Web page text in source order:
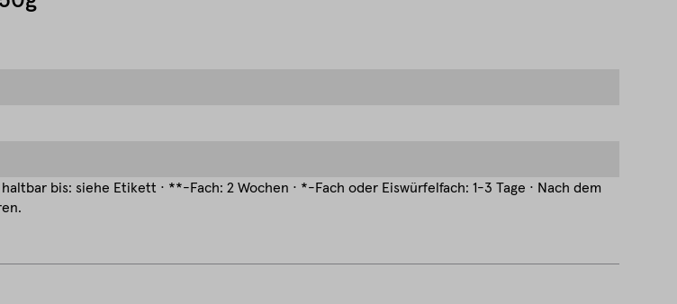
bis: siehe Etikett · **-Fach: 2 Wochen · *-Fach oder Eiswürfelfach: 1-3 Tage · Nach dem